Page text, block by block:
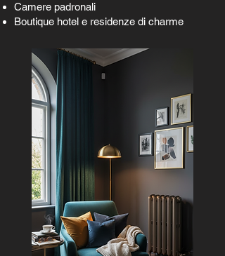
Camere padronali
Boutique hotel e residenze di charme